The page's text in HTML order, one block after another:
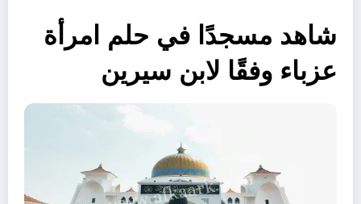
شاهد مسجدًا في حلم امرأة
عزباء وفقًا لابن سيرين